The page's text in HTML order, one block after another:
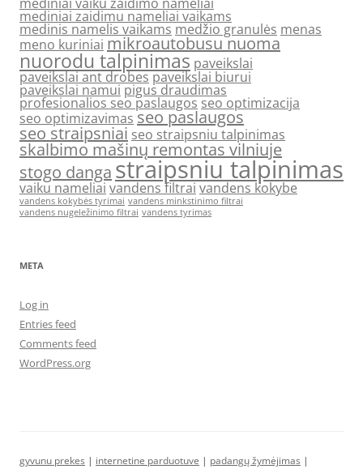
mediniai zaidimu nameliai vaikams
medinis namelis vaikams medžio granulės menas
meno kuriniai mikroautobusu nuoma
nuorodu talpinimas paveikslai
paveikslai ant drobespaveikslai biurui
paveikslai namui pigus draudimas
profesionalios seo paslaugos seo optimizacija
seo optimizavimas seo paslaugos
seo straipsniai seo straipsniu talpinimas
skalbimo mašinų remontas vilniuje
stogo danga straipsniu talpinimas
vaiku nameliai vandens filtrai vandens kokybe
vandens kokybės tyrimai vandens minkstinimo filtrai
vandens nugeležinimo filtrai vandens tyrimas
META
Log in
Entries feed
Comments feed
WordPress.org
gyvunu prekes | internetine parduotuve | padangų žymėjimas |